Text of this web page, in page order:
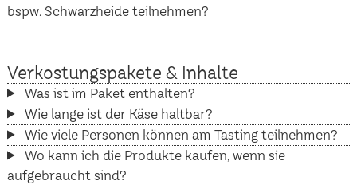
bspw. Schwarzheide teilnehmen?
Verkostungspakete & Inhalte
Was ist im Paket enthalten?
Wie lange ist der Käse haltbar?
Wie viele Personen können am Tasting teilnehmen?
Wo kann ich die Produkte kaufen, wenn sie
aufgebraucht sind?